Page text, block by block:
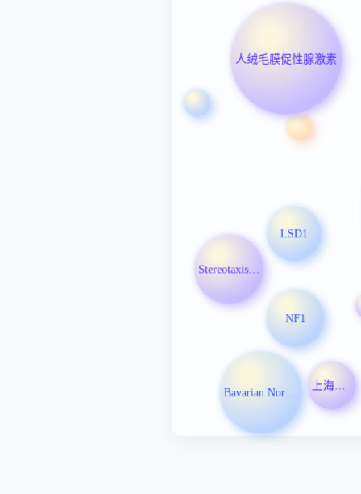
Bavarian Nordic Inc
LSD1
NF1
Stereotaxis Inc
上海药明巨诺生物科技有限公司
人绒毛膜促性腺激素